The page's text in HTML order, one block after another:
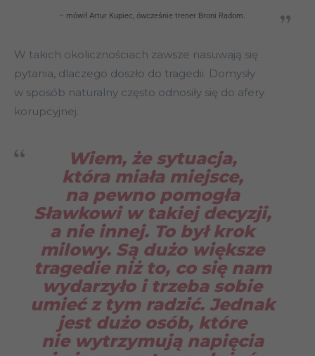
– mówił Artur Kupiec, ówcześnie trener Broni Radom.
W takich okolicznościach zawsze nasuwają się
pytania, dlaczego doszło do tragedii. Domysły
w sposób naturalny często odnosiły się do afery
korupcyjnej.
Wiem, że sytuacja,
która miała miejsce,
na pewno pomogła
Sławkowi w takiej decyzji,
a nie innej. To był krok
milowy. Są dużo większe
tragedie niż to, co się nam
wydarzyło i trzeba sobie
umieć z tym radzić. Jednak
jest dużo osób, które
nie wytrzymują napięcia